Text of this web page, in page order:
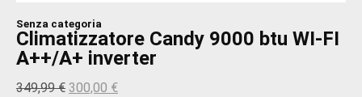
Senza categoria
Climatizzatore Candy 9000 btu WI-FI
A++/A+ inverter
349,99€ 300,00 €